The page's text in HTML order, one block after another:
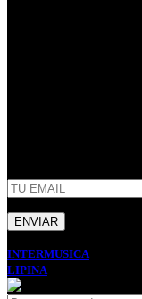
INTERMUSICA
LIPINA. PREMIUM E-